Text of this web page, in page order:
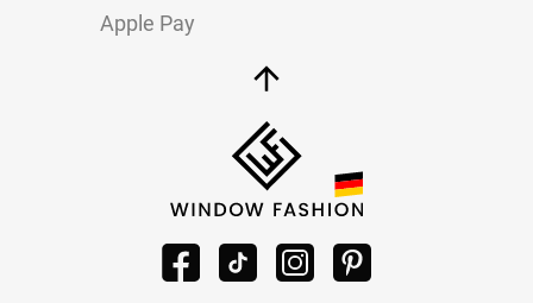
Apple Pay